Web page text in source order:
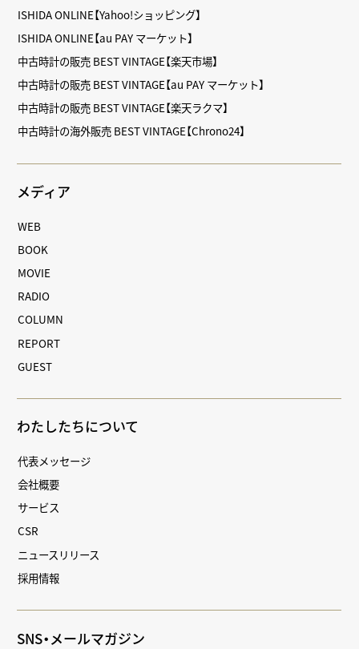
ISHIDA ONLINE【Yahoo!ショッピング】
ISHIDA ONLINE【au PAY マーケット】
中古時計の販売 BEST VINTAGE【楽天市場】
中古時計の販売 BEST VINTAGE【au PAY マーケット】
中古時計の販売 BEST VINTAGE【楽天ラクマ】
中古時計の海外販売 BEST VINTAGE【Chrono24】
メディア
WEB
BOOK
MOVIE
RADIO
COLUMN
REPORT
GUEST
わたしたちについて
代表メッセージ
会社概要
サービス
CSR
ニュースリリース
採用情報
SNS・メールマガジン